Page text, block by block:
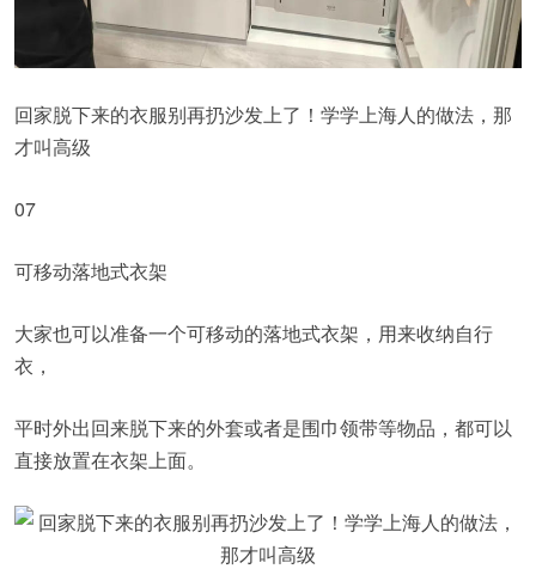
回家脱下来的衣服别再扔沙发上了！学学上海人的做法，那
才叫高级
07
可移动落地式衣架
大家也可以准备一个可移动的落地式衣架，用来收纳自行
衣，
平时外出回来脱下来的外套或者是围巾领带等物品，都可以
直接放置在衣架上面。